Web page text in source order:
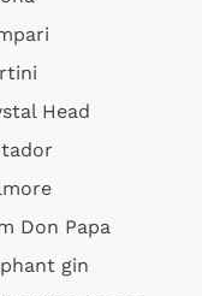
Head
Don Papa
gin